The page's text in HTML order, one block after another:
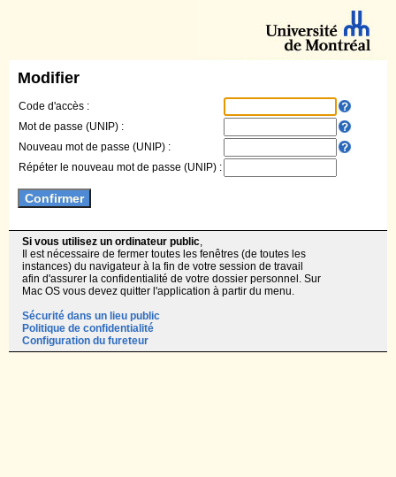
Modifier
Code d'accès :
Mot de passe (UNIP) :
Nouveau mot de passe (UNIP) :
Répéter le nouveau mot de passe (UNIP) :
Si vous utilisez un ordinateur public,
Il est nécessaire de fermer toutes les fenêtres (de toutes les
instances) du navigateur à la fin de votre session de travail
afin d'assurer la confidentialité de votre dossier personnel. Sur
Mac OS vous devez quitter l'application à partir du menu.
Sécurité dans un lieu public
Politique de confidentialité
Configuration du fureteur